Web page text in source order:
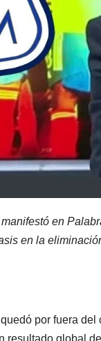
en
en la
por fuera